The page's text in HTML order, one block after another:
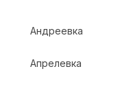
Андреевка
Апрелевка